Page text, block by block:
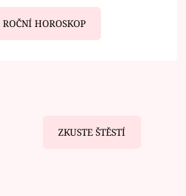
ROČNÍ HOROSKOP
ZKUSTE ŠTĚSTÍ